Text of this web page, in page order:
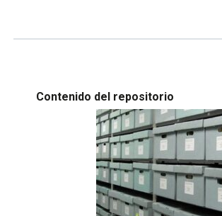
Contenido del repositorio